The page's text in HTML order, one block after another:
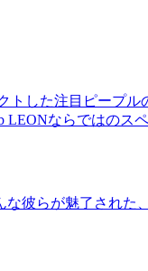
した注目ピープ
ならではのス
彼らが魅了され